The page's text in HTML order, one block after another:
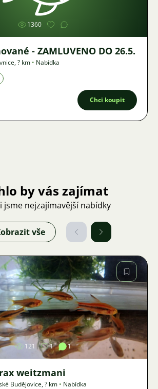
1360
- ZAMLUVENO DO 26.5.
,? km • Nabídka
Chci koupit
by vás zajímat
jsme nejzajímavější nabídky
vše
Obrázek
121 1 1
weitzmani
Budějovice,? km • Nabídka